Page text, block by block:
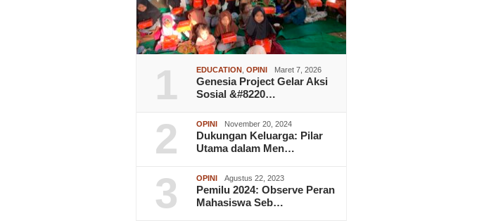
1 EDUCATION ,OPINI Maret 7, 2026
Genesia Project Gelar Aksi
Sosial &#8220…
2 OPINI November 20, 2024
Dukungan Keluarga: Pilar
Utama dalam Men…
3 OPINI Agustus 22, 2023
Pemilu 2024: Observe Peran
Mahasiswa Seb…